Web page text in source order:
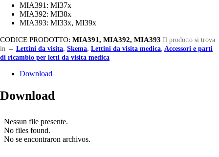
MIA391: MI37x
MIA392: MI38x
MIA393: MI33x, MI39x
CODICE PRODOTTO: MIA391, MIA392, MIA393 Il prodotto si trova
in → Lettini da visita, Skema, Lettini da visita medica, Accessori e parti
di ricambio per letti da visita medica
Download
Download